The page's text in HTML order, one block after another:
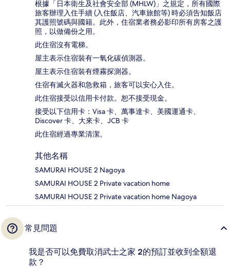
根據「日本衛生及社會安全部 (MHLW)」之規定，所有國際
旅客辦理入住手續 (入住飯店、汽車旅館等) 時必須告知飯店
其護照號碼與國籍。此外，住宿業者務必影印所有房客之護
照，以做備份之用。
此住宿沒有電梯。
屋主表示住宿裝有一氧化碳偵測器。
屋主表示住宿裝有煙霧探測器。
住宿有滅火器和急救箱，旅客可以安心入住。
此住宿接受以信用卡付款。恕不接受現金。
接受以下信用卡：Visa 卡、萬事達卡、美國運通卡、
Discover 卡、大來卡、JCB 卡
此住宿經過專業清潔。
其他名稱
SAMURAI HOUSE 2 Nagoya
SAMURAI HOUSE 2 Private vacation home
SAMURAI HOUSE 2 Private vacation home Nagoya
常見問題
我是否可以免費取消武士之家 2的預訂並收到全額退
款？